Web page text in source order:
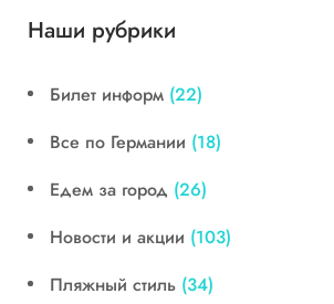
Наши рубрики
Билет информ (22)
Все по Германии (18)
Едем за город (26)
Новости и акции (103)
Пляжный стиль (34)